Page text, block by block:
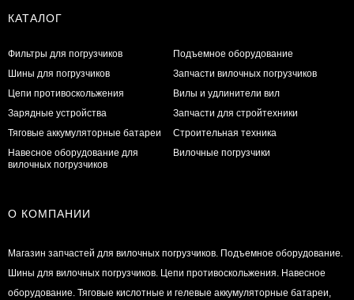
КАТАЛОГ
Фильтры для погрузчиков
Шины для погрузчиков
Цепи противоскольжения
Зарядные устройства
Тяговые аккумуляторные батареи
Навесное оборудование для
вилочных погрузчиков
Подъемное оборудование
Запчасти вилочных погрузчиков
Вилы и удлинители вил
Запчасти для стройтехники
Строительная техника
Вилочные погрузчики
О КОМПАНИИ
Магазин запчастей для вилочных погрузчиков. Подъемное оборудование.
Шины для вилочных погрузчиков. Цепи противоскольжения. Навесное
оборудование. Тяговые кислотные и гелевые аккумуляторные батареи,